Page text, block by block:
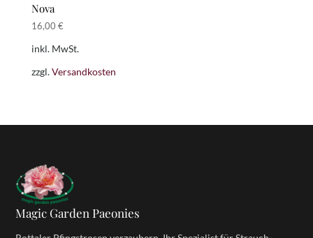
Nova
16,00 €
inkl. MwSt.
zzgl.Versandkosten
Magic Garden Paeonies